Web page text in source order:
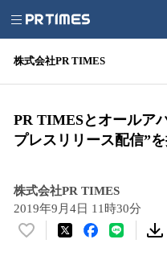
株式会社PR TIMES
PR TIMESとオールア
プレスリリース配信”
株式会社PR TIMES
2019年9月4日 11時30分
い